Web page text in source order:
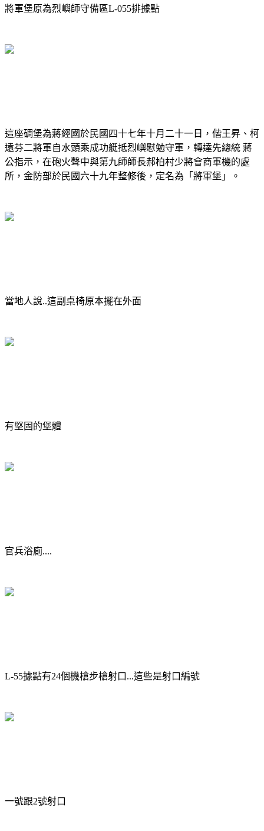
將軍堡原為烈嶼師守備區L-055排據點
這座碉堡為蔣經國於民國四十七年十月二十一日，偕王昇、柯
遠芬二將軍自水頭乘成功艇抵烈嶼慰勉守軍，轉達先總統 蔣
公指示，在砲火聲中與第九師師長郝柏村少將會商軍機的處
所，金防部於民國六十九年整修後，定名為「將軍堡」。
當地人說..這副桌椅原本擺在外面
有堅固的堡體
官兵浴廁....
L-55據點有24個機槍步槍射口...這些是射口編號
一號跟2號射口